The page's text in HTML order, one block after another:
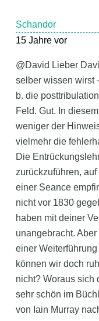
Schandor
15 Jahre vor
@David Lieber
selber wissen wirst
b. die
Feld. Gut. In
weniger der
vielmehr die
Die
zurückzuführen,
einer Seance
nicht vor 1830
haben mit deiner
unangebracht.
einer
können wir doch
nicht? Woraus sich
sehr schön im
von Iain Murray